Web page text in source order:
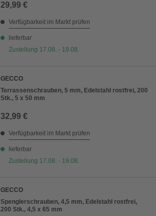
29,99 €
Verfügbarkeit im Markt prüfen
lieferbar
Zustellung 17.08. - 19.08.
GECCO
Terrassenschrauben, 5 mm, Edelstahl rostfrei, 200
Stk., 5 x 50 mm
32,99 €
Verfügbarkeit im Markt prüfen
lieferbar
Zustellung 17.08. - 19.08.
GECCO
Spenglerschrauben, 4,5 mm, Edelstahl rostfrei,
200 Stk., 4,5 x 65 mm